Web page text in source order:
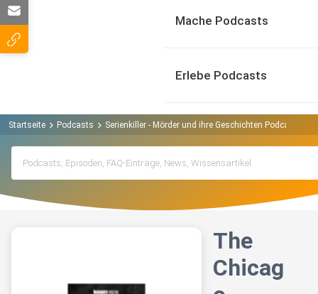
Mache Podcasts
Erlebe Podcasts
Startseite Podcasts Serienkiller - Mörder und ihre Geschichten Podcast
The
Chicag